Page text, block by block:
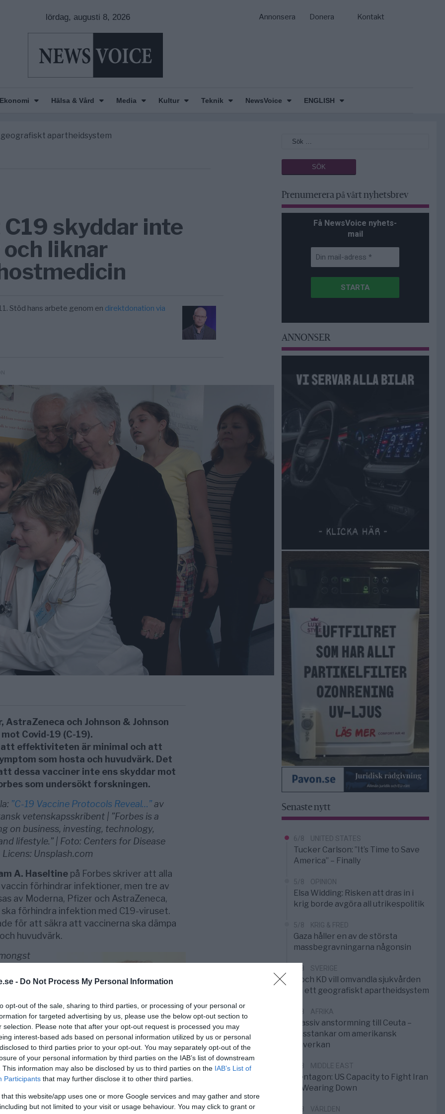
- Do Not Process My Personal Information
opt-out of the sale, sharing to third parties, or processing of your personal or
for targeted advertising by us, please use the below opt-out section to
selection. Please note that after your opt-out request is processed you may
interest-based ads based on personal information utilized by us or personal
to third parties prior to your opt-out. You may separately opt-out of the
of your personal information by third parties on the IAB’s list of downstream
This information may also be disclosed by us to third parties on the IAB’s List of
Participants that may further disclose it to other third parties.
that this website/app uses one or more Google services and may gather and store
but not limited to your visit or usage behaviour. You may click to grant or
lördag, augusti 8, 2026 Annonsera Donera Kontakt
Ekonomi Hälsa & Vård Media Kultur Teknik NewsVoice ENGLISH
– Finally
geografiskt apartheidsystem
skyddar inte
liknar
Stöd hans arbete genom en direktdonation via
AstraZeneca och Johnson & Johnson
Covid-19 (C-19).
effektiviteten är minimal och att
som hosta och huvudvärk. Det
dessa vacciner inte ens skyddar mot
som undersökt forskningen.
”C-19 Vaccine Protocols Reveal…”av
vetenskapsskribent | ”Forbes is a
on business, investing, technology,
lifestyle.”| Foto: Centers for Disease
Unsplash.com
A. Haseltinepå Forbes skriver att alla
förhindrar infektioner, men tre av
av Moderna, Pfizer och AstraZeneca,
förhindra infektion med C19-viruset.
för att säkra att vaccinerna ska dämpa
huvudvärk.
CoV-2
vaccine
infected.
that
Prenumerera på vårt nyhetsbrev
Få NewsVoice nyhets-
mail
ANNONSER
Senaste nytt
6/8 UNITED STATES
Tucker Carlson: ”It’s Time to Save
America” – Finally
5/8 OPINION
Elsa Widding: Risken att dras in i
krig borde avgöra all utrikespolitik
5/8 KRIG & FRED
Gaza håller en av de största
massbegravningarna någonsin
5/8 SVERIGE
S och KD vill omvandla sjukvården
till ett geografiskt apartheidsystem
3/8 AFRIKA
Massiv anstormning till Ceuta –
Misstankar om amerikansk
påverkan
2/8 MIDDLE EAST
Pentagon: US Capacity to Fight Iran
is Wearing Down
1/8 VÄRLDEN